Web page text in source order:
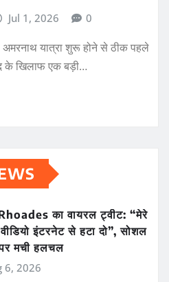
Jul 1, 2026 0
यात्रा शुरू होने से ठीक पहले
के खिलाफ एक बड़ी…
का वायरल ट्वीट: “मेरे
इंटरनेट से हटा दो”, सोशल
पर मची हलचल
6, 2026